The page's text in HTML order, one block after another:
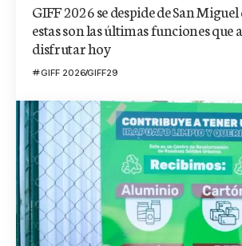
GIFF 2026 se despide de San
estas son las últimas funciones que
disfrutar hoy
GIFF 2026GIFF29